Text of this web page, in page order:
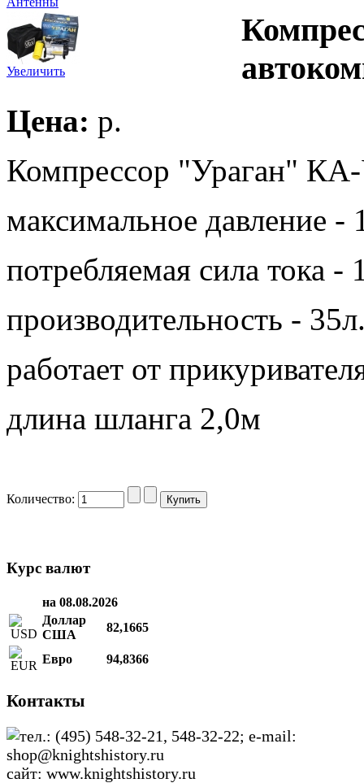
Увеличить
Цена: p.
Компрессор "Ураган"
максимальное давление
потребляемая сила тока -
производительность -
работает от
длина шланга 2,0м
Количество:
Курс валют
на 08.08.2026
Доллар
США
82,1665
Евро 94,8366
Контакты
тел.: (495) 548-32-21, 548-32-22; e-mail:
shop@knightshistory.ru
сайт: www.knightshistory.ru